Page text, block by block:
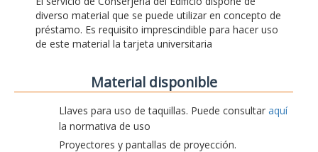
diverso material que se puede utilizar en concepto de
préstamo. Es requisito imprescindible para hacer uso
de este material la tarjeta universitaria
Material disponible
Llaves para uso de taquillas. Puede consultar aquí
la normativa de uso
Proyectores y pantallas de proyección.